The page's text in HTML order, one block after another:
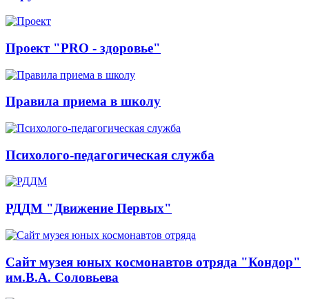
Проект "PRO - здоровье"
Правила приема в школу
Психолого-педагогическая служба
РДДМ "Движение Первых"
Сайт музея юных космонавтов отряда "Кондор"
им.В.А. Соловьева